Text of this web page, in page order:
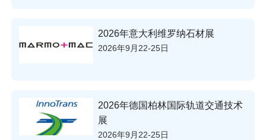
2026年意大利维罗纳石材展
2026年9月22-25日
2026年德国柏林国际轨道交通技术
展
2026年9月22-25日